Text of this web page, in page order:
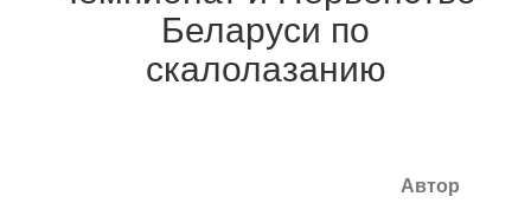
Беларуси по
скалолазанию
Автор